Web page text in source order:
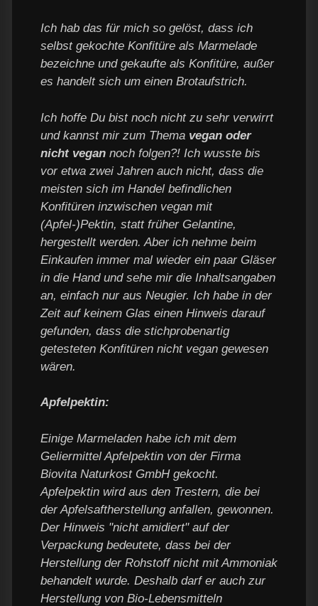
Ich hab das für mich so gelöst, dass ich
selbst gekochte Konfitüre als Marmelade
bezeichne und gekaufte als Konfitüre, außer
es handelt sich um einen Brotaufstrich.
Ich hoffe Du bist noch nicht zu sehr verwirrt
und kannst mir zum Thema vegan oder
nicht vegan noch folgen?! Ich wusste bis
vor etwa zwei Jahren auch nicht, dass die
meisten sich im Handel befindlichen
Konfitüren inzwischen vegan mit
(Apfel-)Pektin, statt früher Gelantine,
hergestellt werden. Aber ich nehme beim
Einkaufen immer mal wieder ein paar Gläser
in die Hand und sehe mir die Inhaltsangaben
an, einfach nur aus Neugier. Ich habe in der
Zeit auf keinem Glas einen Hinweis darauf
gefunden, dass die stichprobenartig
getesteten Konfitüren nicht vegan gewesen
wären.
Apfelpektin:
Einige Marmeladen habe ich mit dem
Geliermittel Apfelpektin von der Firma
Biovita Naturkost GmbH gekocht.
Apfelpektin wird aus den Trestern, die bei
der Apfelsaftherstellung anfallen, gewonnen.
Der Hinweis "nicht amidiert" auf der
Verpackung bedeutete, dass bei der
Herstellung der Rohstoff nicht mit Ammoniak
behandelt wurde. Deshalb darf er auch zur
Herstellung von Bio-Lebensmitteln